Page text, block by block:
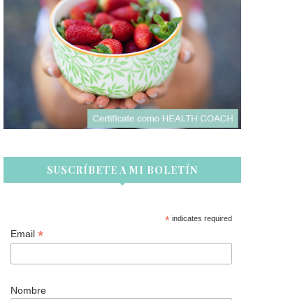
SUSCRÍBETE A MI BOLETÍN
*indicates required
Email*
Nombre